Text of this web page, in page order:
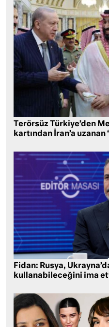
Terörsüz Türkiye’den
kartından İran’a
Fidan: Rusya,
kullanabileceğini ima